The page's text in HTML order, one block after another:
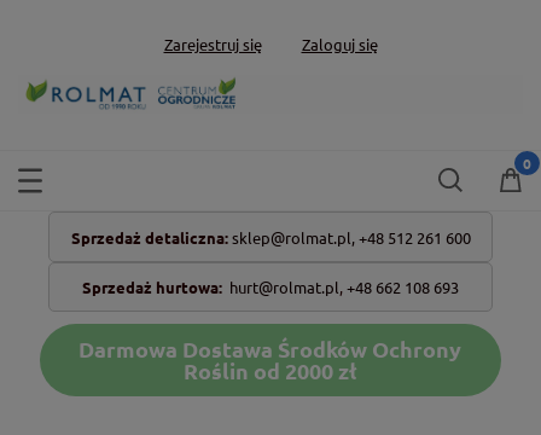
Zarejestruj się Zaloguj się
Sprzedaż detaliczna: sklep@rolmat.pl, +48 512 261 600
Sprzedaż hurtowa: hurt@rolmat.pl,+48 662 108 693
Darmowa Dostawa Środków Ochrony
Roślin od 2000 zł